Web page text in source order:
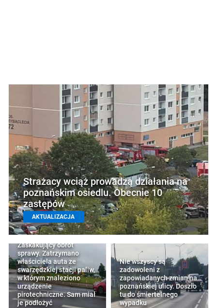
Strażacy wciąż prowadzą działania na
poznańskim osiedlu. Obecnie 10
zastępów
AKTUALIZACJA
Zaskakujący obrót
sprawy. Zatrzymano
właściciela auta ze
swarzędzkiej stacji paliw,
w którym znaleziono
urządzenie
pirotechniczne. Sam miał
je podłożyć
Nie wszyscy są
zadowoleni z
zapowiadanych zmian na
poznańskiej ulicy. Doszło
tu do śmiertelnego
wypadku